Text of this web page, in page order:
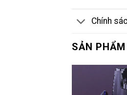
Chính
SẢN